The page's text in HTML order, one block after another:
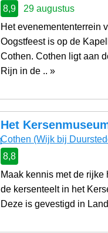
8,9
29 augustus
Het evenemententerrein
Oogstfeest is op de
Cothen. Cothen ligt aan
Rijn in de .. »
Het
Cothen (Wijk bij
8,8
Maak kennis met de rijke
de kersenteelt in het
Deze is gevestigd in